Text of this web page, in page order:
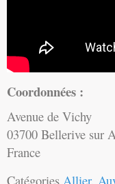
Coordonnées :
Avenue de Vichy
03700 Bellerive sur
France
Catégories Allier,